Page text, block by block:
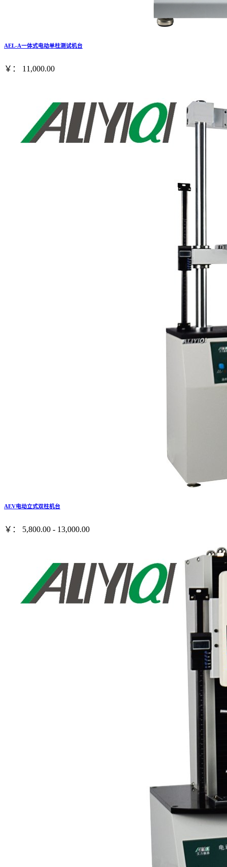
AEL-A一体式电动单柱测试机台
￥： 11,000.00
AEV电动立式双柱机台
￥： 5,800.00 - 13,000.00